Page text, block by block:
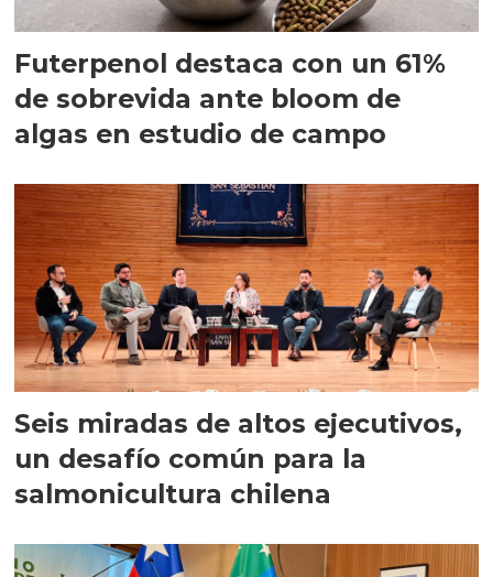
Futerpenol destaca con un 61%
de sobrevida ante bloom de
algas en estudio de campo
Seis miradas de altos ejecutivos,
un desafío común para la
salmonicultura chilena